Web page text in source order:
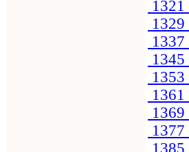
1321
1329
1337
1345
1353
1361
1369
1377
1385